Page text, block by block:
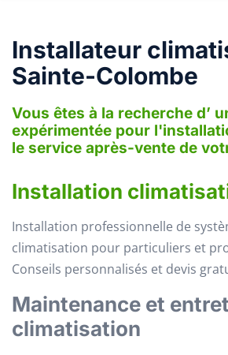
Installateur
Sainte-Colombe
Vous êtes à la recherche d’
expérimentée pour
le service après-vente de
Installation
Installation professionnelle de
climatisation pour particuliers et
Conseils personnalisés et devis
Maintenance et
climatisation